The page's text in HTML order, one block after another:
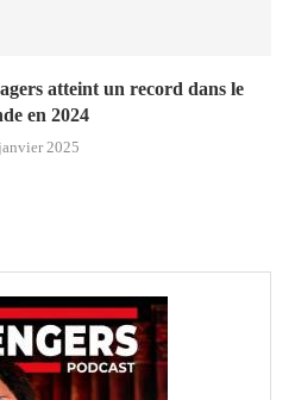
atteint un record dans le
en 2024
2025